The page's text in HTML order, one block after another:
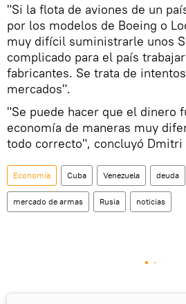
"Si la flota de aviones de un
por los modelos de Boeing o
muy difícil suministrarle unos
complicado para el país
fabricantes. Se trata de
mercados".
"Se puede hacer que el dinero
economía de maneras muy
todo correcto", concluyó Dmitri
Economía Cuba Venezuela deuda
mercado de armas Rusia noticias